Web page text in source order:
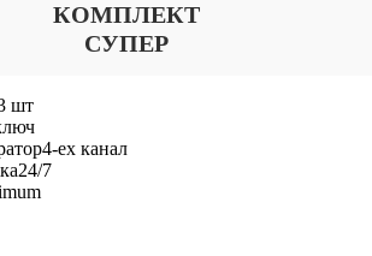
КОМПЛЕКТ
СУПЕР
шт
4-ех канал
24/7